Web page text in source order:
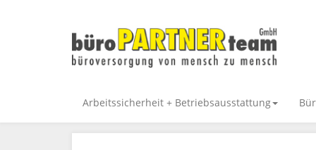
Arbeitssicherheit + Betriebsausstattung